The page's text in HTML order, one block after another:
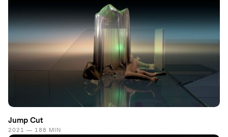
Jump Cut
2021 — 188 MIN